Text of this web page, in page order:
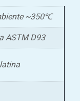
~350℃
ASTM D93